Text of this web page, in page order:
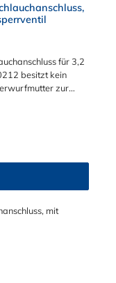
für 3,2
besitzt kein
zur
kombinieren.